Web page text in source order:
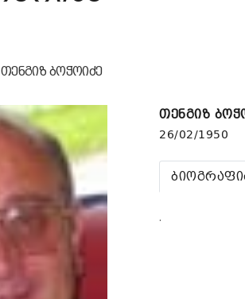
თენგიზ ბოჭოიძე
თენგიზ
26/02/1950
.